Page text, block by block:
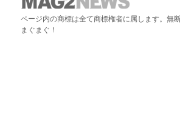
ページ内の商標は全て商標権者に属します。無
まぐまぐ！